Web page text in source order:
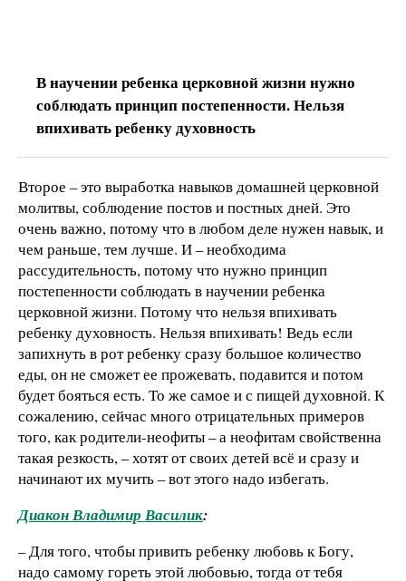
В научении ребенка церковной жизни нужно
соблюдать принцип постепенности. Нельзя
впихивать ребенку духовность
Второе – это выработка навыков домашней церковной
молитвы, соблюдение постов и постных дней. Это
очень важно, потому что в любом деле нужен навык, и
чем раньше, тем лучше. И – необходима
рассудительность, потому что нужно принцип
постепенности соблюдать в научении ребенка
церковной жизни. Потому что нельзя впихивать
ребенку духовность. Нельзя впихивать! Ведь если
запихнуть в рот ребенку сразу большое количество
еды, он не сможет ее прожевать, подавится и потом
будет бояться есть. То же самое и с пищей духовной. К
сожалению, сейчас много отрицательных примеров
того, как родители-неофиты – а неофитам свойственна
такая резкость, – хотят от своих детей всё и сразу и
начинают их мучить – вот этого надо избегать.
Диакон Владимир Василик:
– Для того, чтобы привить ребенку любовь к Богу,
надо самому гореть этой любовью, тогда от тебя